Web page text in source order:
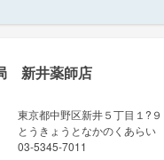
新井薬師店
東京都中野区新井５丁目１?９
とうきょうとなかのくあらい
03-5345-7011